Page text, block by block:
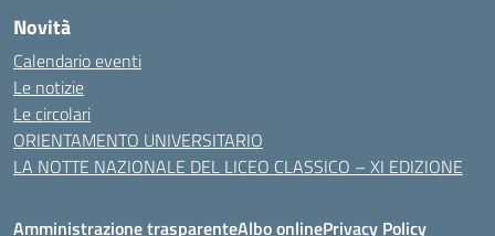
Novità
Calendario eventi
Le notizie
Le circolari
ORIENTAMENTO UNIVERSITARIO
LA NOTTE NAZIONALE DEL LICEO CLASSICO – XI EDIZIONE
Amministrazione trasparenteAlbo onlinePrivacy Policy